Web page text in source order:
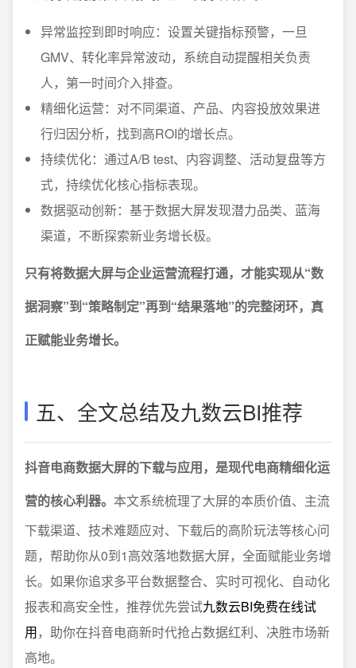
异常监控到即时响应：设置关键指标预警，一旦
GMV、转化率异常波动，系统自动提醒相关负责
人，第一时间介入排查。
精细化运营：对不同渠道、产品、内容投放效果进
行归因分析，找到高ROI的增长点。
持续优化：通过A/B test、内容调整、活动复盘等方
式，持续优化核心指标表现。
数据驱动创新：基于数据大屏发现潜力品类、蓝海
渠道，不断探索新业务增长极。
只有将数据大屏与企业运营流程打通，才能实现从“数
据洞察”到“策略制定”再到“结果落地”的完整闭环，真
正赋能业务增长。
五、全文总结及九数云BI推荐
抖音电商数据大屏的下载与应用，是现代电商精细化运
营的核心利器。 本文系统梳理了大屏的本质价值、主流
下载渠道、技术难题应对、下载后的高阶玩法等核心问
题，帮助你从0到1高效落地数据大屏，全面赋能业务增
长。如果你追求多平台数据整合、实时可视化、自动化
报表和高安全性，推荐优先尝试九数云BI免费在线试
用，助你在抖音电商新时代抢占数据红利、决胜市场新
高地。